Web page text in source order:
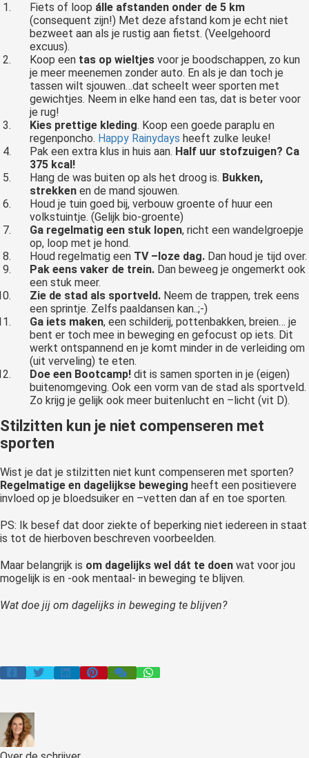
Fiets of loop álle afstanden onder de 5 km
(consequent zijn!) Met deze afstand kom je echt niet
bezweet aan als je rustig aan fietst. (Veelgehoord
excuus).
Koop een tas op wieltjes voor je boodschappen, zo kun
je meer meenemen zonder auto. En als je dan toch je
tassen wilt sjouwen…dat scheelt weer sporten met
gewichtjes. Neem in elke hand een tas, dat is beter voor
je rug!
Kies prettige kleding. Koop een goede paraplu en
regenponcho. Happy Rainydays heeft zulke leuke!
Pak een extra klus in huis aan. Half uur stofzuigen? Ca
375 kcal!
Hang de was buiten op als het droog is. Bukken,
strekken en de mand sjouwen.
Houd je tuin goed bij, verbouw groente of huur een
volkstuintje. (Gelijk bio-groente)
Ga regelmatig een stuk lopen, richt een wandelgroepje
op, loop met je hond.
Houd regelmatig een TV –loze dag. Dan houd je tijd over.
Pak eens vaker de trein. Dan beweeg je ongemerkt ook
een stuk meer.
Zie de stad als sportveld. Neem de trappen, trek eens
een sprintje. Zelfs paaldansen kan..;-)
Ga iets maken, een schilderij, pottenbakken, breien… je
bent er toch mee in beweging en gefocust op iets. Dit
werkt ontspannend en je komt minder in de verleiding om
(uit verveling) te eten.
Doe een Bootcamp! dit is samen sporten in je (eigen)
buitenomgeving. Ook een vorm van de stad als sportveld.
Zo krijg je gelijk ook meer buitenlucht en –licht (vit D).
Stilzitten kun je niet compenseren met
sporten
Wist je dat je stilzitten niet kunt compenseren met sporten?
Regelmatige en dagelijkse beweging heeft een positievere
invloed op je bloedsuiker en –vetten dan af en toe sporten.
PS: Ik besef dat door ziekte of beperking niet iedereen in staat
is tot de hierboven beschreven voorbeelden.
Maar belangrijk is om dagelijks wel dát te doen wat voor jou
mogelijk is en -ook mentaal- in beweging te blijven.
Wat doe jij om dagelijks in beweging te blijven?